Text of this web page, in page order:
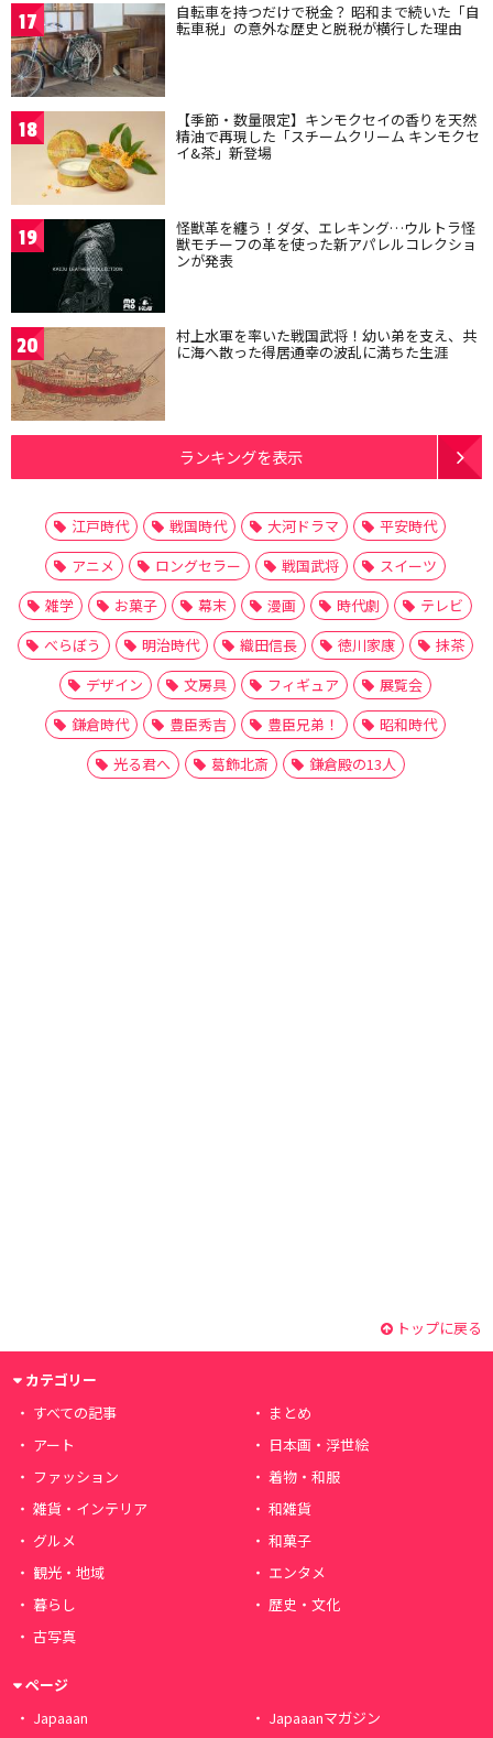
17 自転車を持つだけで税金？ 昭和まで続いた「自
転車税」の意外な歴史と脱税が横行した理由
18 【季節・数量限定】キンモクセイの香りを天然
精油で再現した「スチームクリーム キンモクセ
イ&茶」新登場
19 怪獣革を纏う！ダダ、エレキング…ウルトラ怪
獣モチーフの革を使った新アパレルコレクショ
ンが発表
20 村上水軍を率いた戦国武将！幼い弟を支え、共
に海へ散った得居通幸の波乱に満ちた生涯
ランキングを表示
江戸時代 戦国時代 大河ドラマ
平安時代
アニメ
ロングセラー 戦国武将
スイーツ
雑学
お菓子 幕末 漫画 時代劇
テレビ
べらぼう
明治時代 織田信長 徳川家康
抹茶
デザイン
文房具 フィギュア
展覧会
鎌倉時代
豊臣秀吉 豊臣兄弟！
昭和時代
光る君へ
葛飾北斎 鎌倉殿の13人
トップに戻る
カテゴリー
すべての記事
まとめ
アート
日本画・浮世絵
ファッション
着物・和服
雑貨・インテリア
和雑貨
グルメ
和菓子
観光・地域
エンタメ
暮らし
歴史・文化
古写真
ページ
Japaaan
Japaaanマガジン